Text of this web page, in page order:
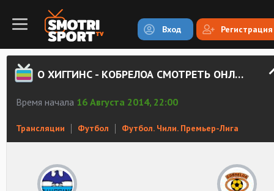
Вход Регистрация
О ХИГГИНС - КОБРЕЛОА СМОТРЕТЬ ОНЛАЙН
Время начала 16 Августа 2014, 22:00
Трансляции Футбол Футбол. Чили. Премьер-Лига